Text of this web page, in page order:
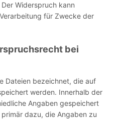
Widerspruch kann
für Zwecke der
bei
Dateien bezeichnet, die auf
werden. Innerhalb der
Angaben gespeichert
dazu, die Angaben zu